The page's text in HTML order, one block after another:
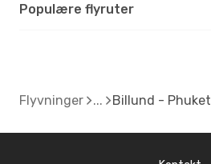
Populære flyruter
Flyvninger Billund - Phuket